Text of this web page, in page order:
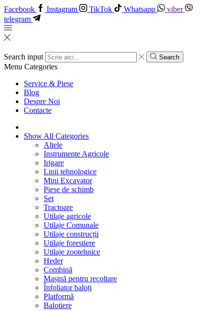
Facebook Instagram TikTok Whatsapp
viber
telegram
Search input Search
Menu Categories
Service & Piese
Blog
Despre Noi
Contacte
Show All Categories
Altele
Instrumente Agricole
Irigare
Linii tehnologice
Mini Excavator
Piese de schimb
Set
Tractoare
Utilaje agricole
Utilaje Comunale
Utilaje construcții
Utilaje forestiere
Utilaje zootehnice
Heder
Combină
Mașină pentru recoltare
Înfoliator baloți
Platformă
Balotiere